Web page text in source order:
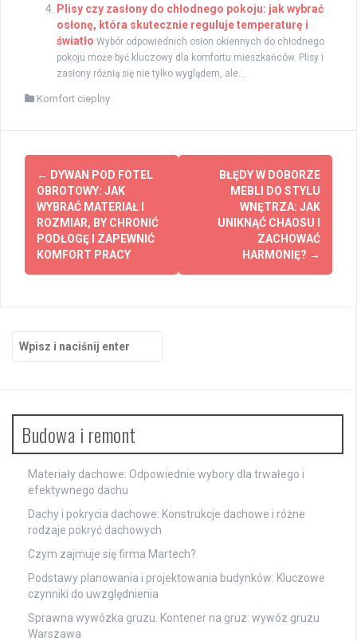
Plisy czy zasłony do chłodnego pokoju: jak wybrać
osłonę, która skutecznie reguluje temperaturę i
światło Wybór odpowiednich osłon okiennych do chłodnego
pokoju może być kluczowy dla komfortu mieszkańców. Plisy i
zasłony różnią się nie tylko wyglądem, ale...
Komfort cieplny
Zobacz
wpisy
← DYWAN POD FOTEL
OBROTOWY: JAK
WYBRAĆ MATERIAŁ I
ROZMIAR, BY CHRONIĆ
PODŁOGĘ I ZAPEWNIĆ
KOMFORT PRACY
BŁĘDY W DOBORZE
MEBLI DO STYLU
WNĘTRZA: JAK
UNIKNĄĆ CHAOSU I
ZACHOWAĆ
HARMONIĘ? →
Budowa i remont
Materiały dachowe: Odpowiednie wybory dla trwałego i
efektywnego dachu
Dachy i pokrycia dachowe: Konstrukcje dachowe i różne
rodzaje pokryć dachowych
Czym zajmuje się firma Martech?
Podstawy planowania i projektowania budynków: Kluczowe
czynniki do uwzględnienia
Sprawna wywózka gruzu. Kontener na gruz: wywóz gruzu
Warszawa